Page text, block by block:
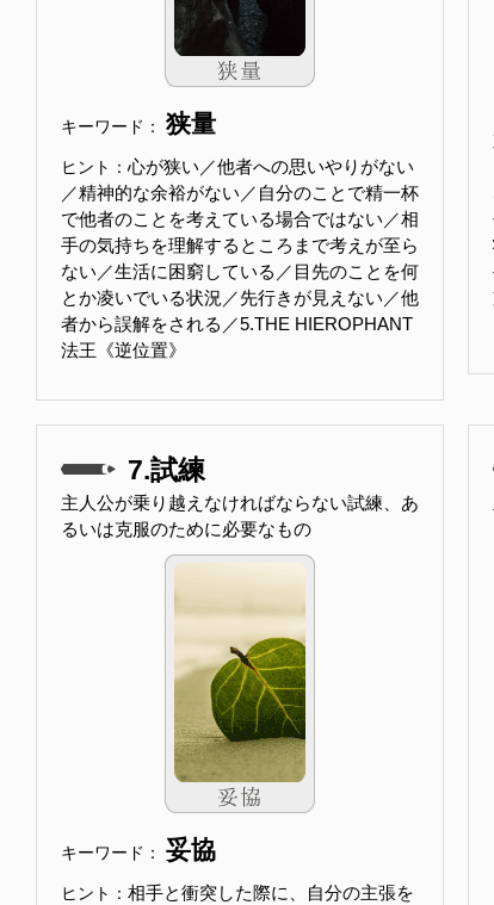
キーワード： 狭量
ヒント： 心が狭い／他者への思いやりがない
／精神的な余裕がない／自分のことで精一杯
で他者のことを考えている場合ではない／相
手の気持ちを理解するところまで考えが至ら
ない／生活に困窮している／目先のことを何
とか凌いでいる状況／先行きが見えない／他
者から誤解をされる／5.THE HIEROPHANT
法王《逆位置》
7.試練
主人公が乗り越えなければならない試練、あ
るいは克服のために必要なもの
キーワード： 妥協
ヒント： 相手と衝突した際に、自分の主張を